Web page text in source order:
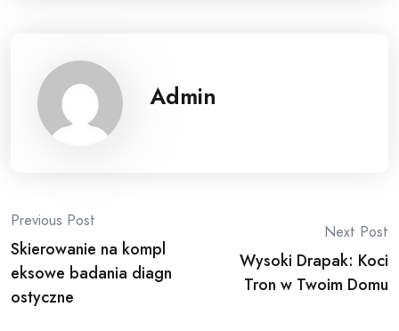
Admin
Post
navigation
Previous Post
Skierowanie na kompl
eksowe badania diagn
ostyczne
Next Post
Wysoki Drapak: Koci
Tron w Twoim Domu